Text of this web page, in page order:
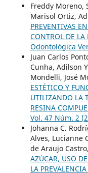
Freddy Moreno,
Marisol Ortiz,
PREVENTIVAS
CONTROL DE
Odontológica
Juan Carlos
Cunha, Adilson
Mondelli, José
ESTÉTICO Y
UTILIZANDO LA
RESINA
Vol. 47 Núm. 2
Johanna C.
Alves, Lucianne
de Araujo Castro,
AZÚCAR, USO
LA